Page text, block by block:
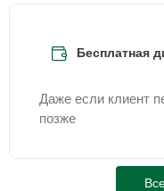
Бесплатная
Даже если клиент
позже